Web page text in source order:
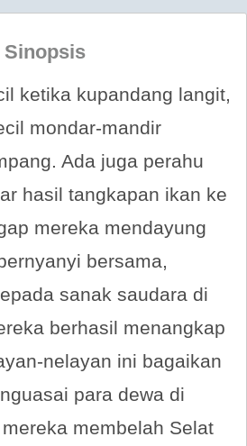
Sinopsis
ketika kupandang langit,
mondar-mandir
Ada juga perahu
hasil tangkapan ikan ke
mereka mendayung
bersama,
sanak saudara di
berhasil menangkap
nelayan ini bagaikan
para dewa di
membelah Selat